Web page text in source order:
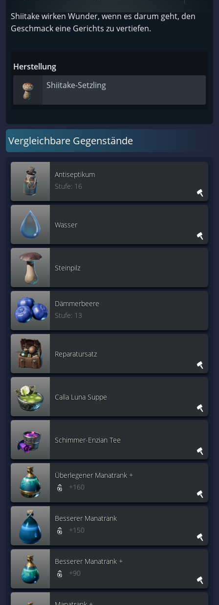
Shiitake wirken Wunder, wenn es darum geht, den
Geschmack eine Gerichts zu vertiefen.
Herstellung
Shiitake-Setzling
Vergleichbare Gegenstände
Antiseptikum
Stufe: 16
Wasser
Steinpilz
Dämmerbeere
Stufe: 13
Reparatursatz
Calla Luna Suppe
Schimmer-Enzian Tee
Überlegener Manatrank +
+160
Besserer Manatrank
+150
Besserer Manatrank +
+90